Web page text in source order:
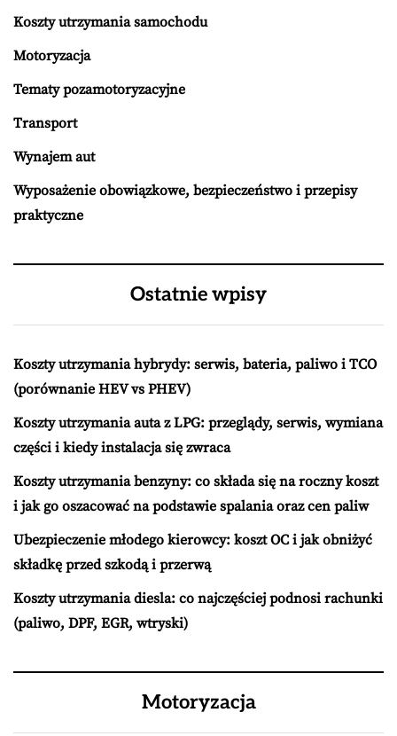
Koszty utrzymania samochodu
Motoryzacja
Tematy pozamotoryzacyjne
Transport
Wynajem aut
Wyposażenie obowiązkowe, bezpieczeństwo i przepisy
praktyczne
Ostatnie wpisy
Koszty utrzymania hybrydy: serwis, bateria, paliwo i TCO
(porównanie HEV vs PHEV)
Koszty utrzymania auta z LPG: przeglądy, serwis, wymiana
części i kiedy instalacja się zwraca
Koszty utrzymania benzyny: co składa się na roczny koszt
i jak go oszacować na podstawie spalania oraz cen paliw
Ubezpieczenie młodego kierowcy: koszt OC i jak obniżyć
składkę przed szkodą i przerwą
Koszty utrzymania diesla: co najczęściej podnosi rachunki
(paliwo, DPF, EGR, wtryski)
Motoryzacja